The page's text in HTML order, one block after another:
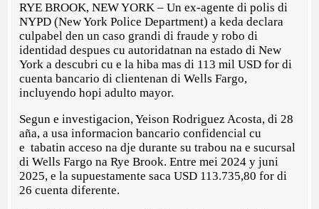
RYE BROOK, NEW YORK – Un ex-agente di polis di
NYPD (New York Police Department) a keda declara
culpabel den un caso grandi di fraude y robo di
identidad despues cu autoridatnan na estado di New
York a descubri cu e la hiba mas di 113 mil USD for di
cuenta bancario di clientenan di Wells Fargo,
incluyendo hopi adulto mayor.
Segun e investigacion, Yeison Rodriguez Acosta, di 28
aña, a usa informacion bancario confidencial cu
e tabatin acceso na dje durante su trabou na e sucursal
di Wells Fargo na Rye Brook. Entre mei 2024 y juni
2025, e la supuestamente saca USD 113.735,80 for di
26 cuenta diferente.